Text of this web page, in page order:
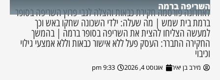
השריפה ברמה
לאחרונה פורסמה חקירת כבאות והצלה לגבי פרוץ השריפה בסופר
ברמת בית שמש | מה שעלה: ילדי השכונה שחקו באש וכך
למעשה הצליחו להצית את השריפה בסופר ברמה | בהמשך
החקירה התברר: העסק פעל ללא אישור כבאות וללא אמצעי גילוי
וכיבוי
מירב בן יאיר אוגוסט 4, 2026 9:33 pm